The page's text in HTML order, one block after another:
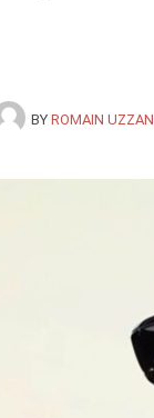
BY ROMAIN UZZAN